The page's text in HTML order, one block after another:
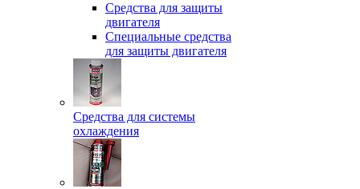
Средства для защиты
двигателя
Специальныe средства
для защиты двигателя
Средства для системы
охлаждения